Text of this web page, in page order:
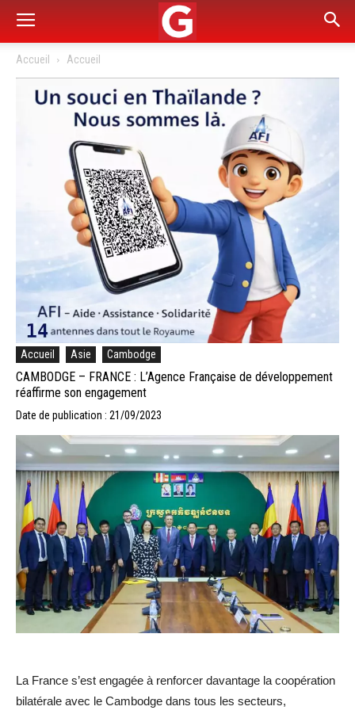
Accueil Accueil
Accueil Asie Cambodge
CAMBODGE – FRANCE : L’Agence Française de développement
réaffirme son engagement
Date de publication : 21/09/2023
La France s’est engagée à renforcer davantage la coopération
bilatérale avec le Cambodge dans tous les secteurs,